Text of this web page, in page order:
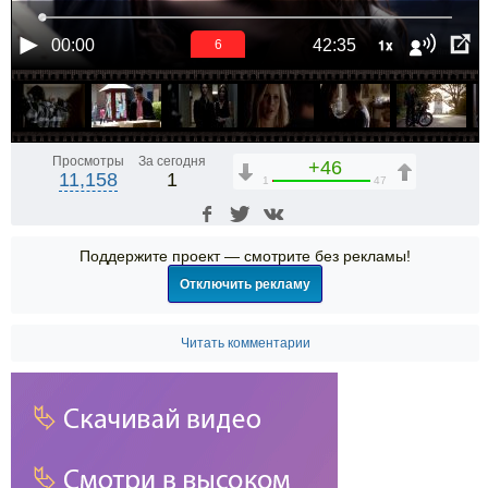
00:00 42:35 1x
6
Просмотры
11,158
За сегодня
1
+46
1 47
Поддержите проект — смотрите без рекламы!
Отключить рекламу
Читать комментарии